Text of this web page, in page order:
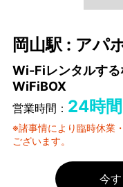
岡山駅 : アパ
Wi-Fiレンタルする
WiFiBOX
営業時間： 24時間
※諸事情により臨時休業
ございます。
今